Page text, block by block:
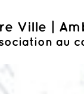
Ville |
au